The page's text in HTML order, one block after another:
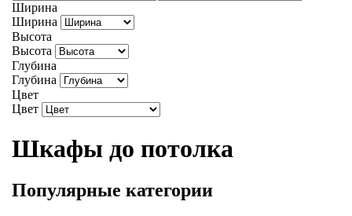
Ширина
Ширина
Высота
Высота
Глубина
Глубина
Цвет
Цвет
Шкафы до потолка
Популярные категории